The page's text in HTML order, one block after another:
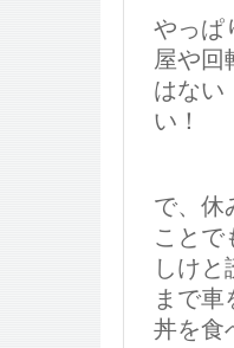
やっぱ
屋や回
はない
い！
で、休
ことで
しけと
まで
丼を食